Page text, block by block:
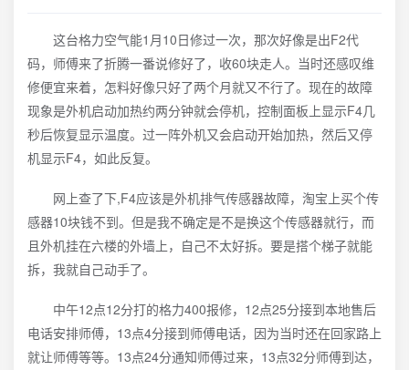
这台格力空气能1月10日修过一次，那次好像是出F2代
码，师傅来了折腾一番说修好了，收60块走人。当时还感叹维
修便宜来着，怎料好像只好了两个月就又不行了。现在的故障
现象是外机启动加热约两分钟就会停机，控制面板上显示F4几
秒后恢复显示温度。过一阵外机又会启动开始加热，然后又停
机显示F4，如此反复。
网上查了下,F4应该是外机排气传感器故障，淘宝上买个传
感器10块钱不到。但是我不确定是不是换这个传感器就行，而
且外机挂在六楼的外墙上，自己不太好拆。要是搭个梯子就能
拆，我就自己动手了。
中午12点12分打的格力400报修，12点25分接到本地售后
电话安排师傅，13点4分接到师傅电话，因为当时还在回家路上
就让师傅等等。13点24分通知师傅过来，13点32分师傅到达，